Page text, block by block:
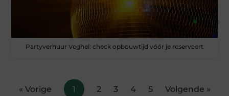
Partyverhuur Veghel: check opbouwtijd vóór je reserveert
« Vorige 1 2 3 4 5 Volgende »